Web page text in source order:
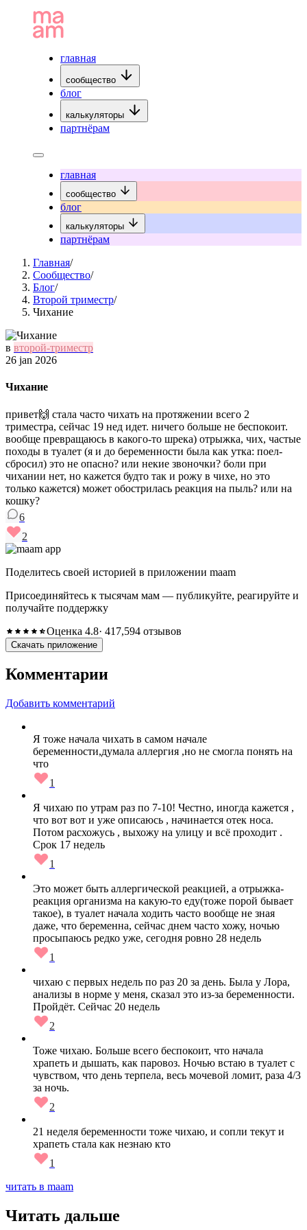
главная
сообщество
блог
калькуляторы
партнёрам
главная
сообщество
блог
калькуляторы
партнёрам
Главная/
Сообщество/
Блог/
Второй триместр/
Чихание
в второй-триместр
26 jan 2026
Чихание
привет🙌 стала часто чихать на протяжении всего 2
триместра, сейчас 19 нед идет. ничего больше не беспокоит.
вообще превращаюсь в какого-то шрека) отрыжка, чих, частые
походы в туалет (я и до беременности была как утка: поел-
сбросил) это не опасно? или некие звоночки? боли при
чихании нет, но кажется будто так и рожу в чихе, но это
только кажется) может обострилась реакция на пыль? или на
кошку?
6
2
Поделитесь своей историей в приложении maam
Присоединяйтесь к тысячам мам — публикуйте, реагируйте и
получайте поддержку
Оценка 4.8· 417,594 отзывов
Скачать приложение
Комментарии
Добавить комментарий
Я тоже начала чихать в самом начале
беременности,думала аллергия ,но не смогла понять на
что
1
Я чихаю по утрам раз по 7-10! Честно, иногда кажется ,
что вот вот и уже описаюсь , начинается отек носа.
Потом расхожусь , выхожу на улицу и всё проходит .
Срок 17 недель
1
Это может быть аллергической реакцией, а отрыжка-
реакция организма на какую-то еду(тоже порой бывает
такое), в туалет начала ходить часто вообще не зная
даже, что беременна, сейчас днем часто хожу, ночью
просыпаюсь редко уже, сегодня ровно 28 недель
1
чихаю с первых недель по раз 20 за день. Была у Лора,
анализы в норме у меня, сказал это из-за беременности.
Пройдёт. Сейчас 20 недель
2
Тоже чихаю. Больше всего беспокоит, что начала
храпеть и дышать, как паровоз. Ночью встаю в туалет с
чувством, что день терпела, весь мочевой ломит, раза 4/3
за ночь.
2
21 неделя беременности тоже чихаю, и сопли текут и
храпеть стала как незнаю кто
1
читать в maam
Читать дальше